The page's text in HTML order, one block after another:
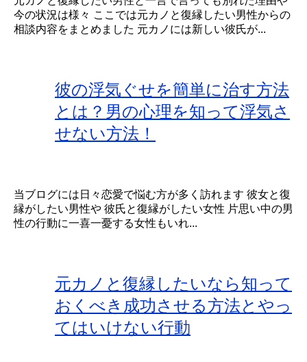
今の状況は様々 ここでは元カノと復縁したい男性からの
相談内容をまとめました 元カノには新しい彼氏が...
彼の浮気ぐせを簡単に治す方法
とは？男の心理を知って浮気さ
せない方法！
当ブログには日々恋愛で悩む方が多く訪れます 彼女と復
縁がしたい男性や 彼氏と復縁がしたい女性 片思い中の男
性の行動に一喜一憂する女性もいれ...
元カノと復縁したいなら知って
おくべき成功させる方法とやっ
てはいけない行動